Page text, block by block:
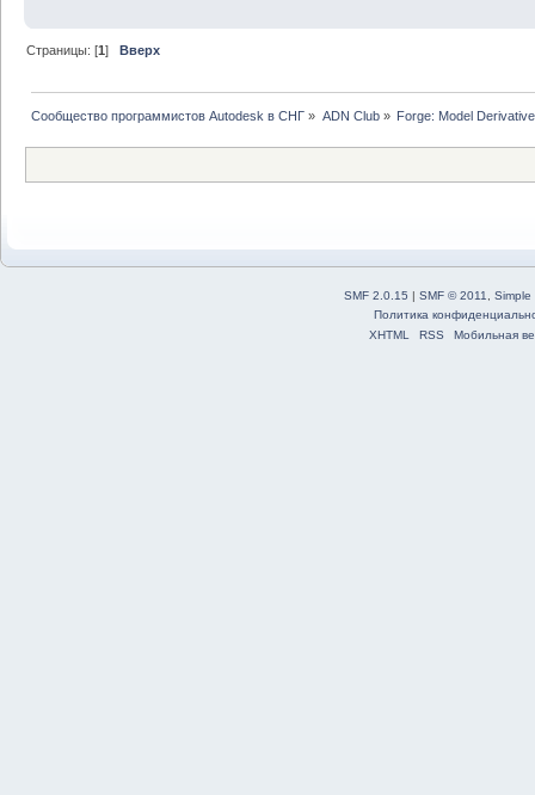
Страницы: [1] Вверх
Сообщество программистов Autodesk в СНГ » ADN Club» Forge: Model
SMF 2.0.15 | SMF © 2011, Simple
Политика
XHTML
RSS Мобильная